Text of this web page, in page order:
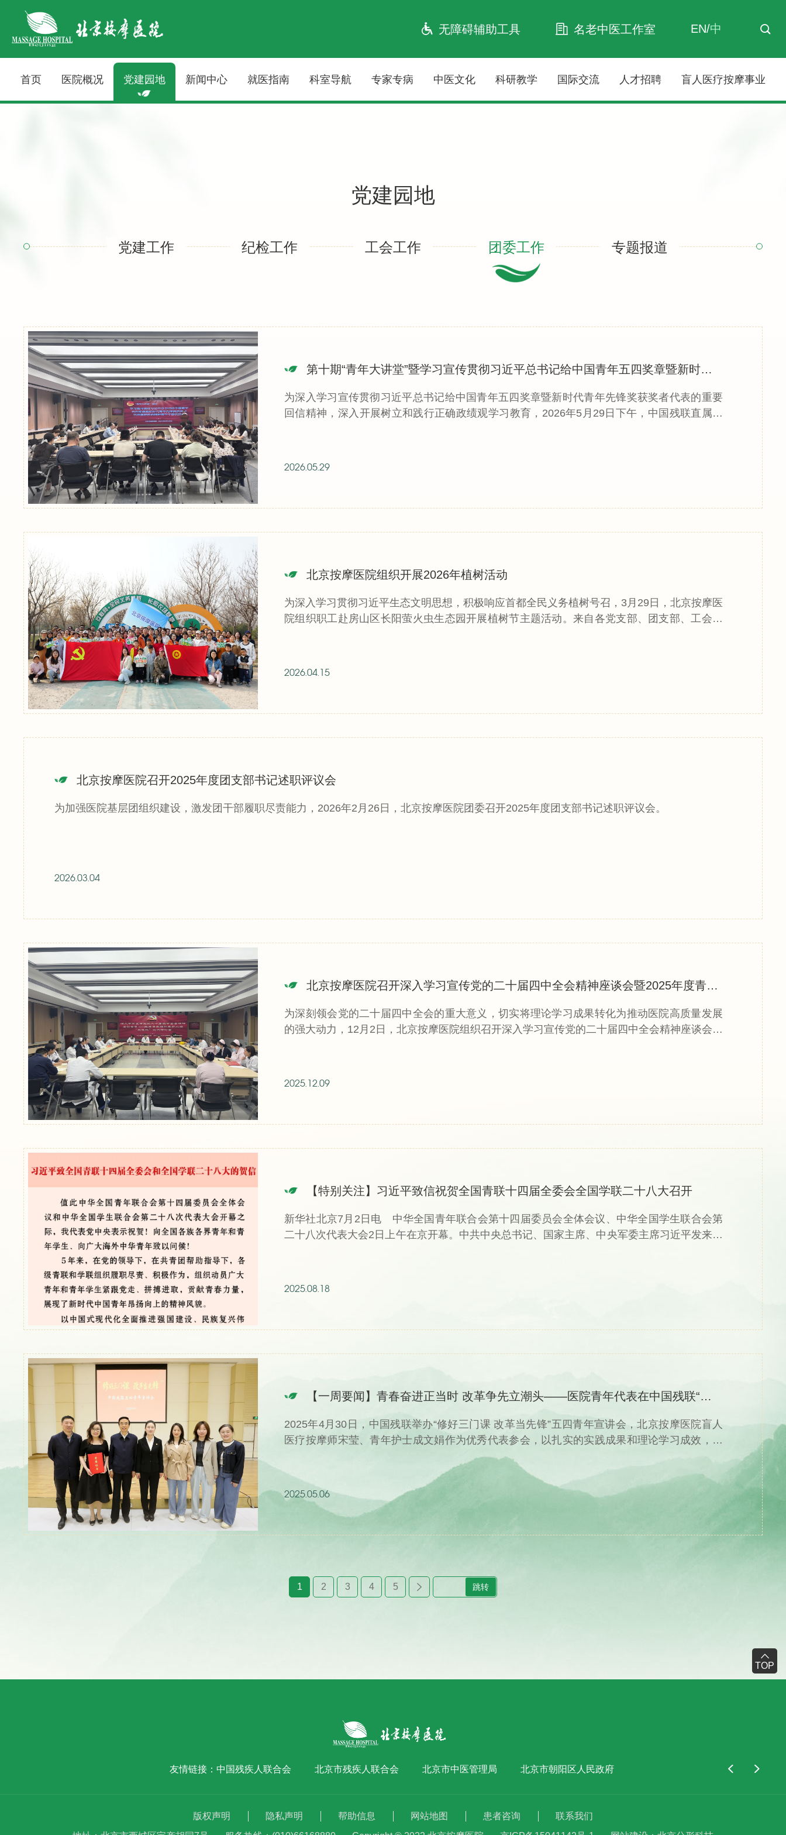
TOP
无障碍辅助工具 名老中医工作室 EN/中
首页 医院概况 党建园地 新闻中心 就医指南 科室导航 专家专病 中医文化 科研教学 国际交流 人才招聘 盲人医疗按摩事业
党建园地
党建工作 纪检工作 工会工作 团委工作 专题报道
第十期“青年大讲堂”暨学习宣传贯彻习近平总书记给中国青年五四奖章暨新时代青年先锋奖获奖者代表...
为深入学习宣传贯彻习近平总书记给中国青年五四奖章暨新时代青年先锋奖获奖者代表的重要
回信精神，深入开展树立和践行正确政绩观学习教育，2026年5月29日下午，中国残联直属机
2026.05.29
北京按摩医院组织开展2026年植树活动
为深入学习贯彻习近平生态文明思想，积极响应首都全民义务植树号召，3月29日，北京按摩医
院组织职工赴房山区长阳萤火虫生态园开展植树节主题活动。来自各党支部、团支部、工会小
2026.04.15
北京按摩医院召开2025年度团支部书记述职评议会
为加强医院基层团组织建设，激发团干部履职尽责能力，2026年2月26日，北京按摩医院团委召开2025年度团支部书记述职评议会。
2026.03.04
北京按摩医院召开深入学习宣传党的二十届四中全会精神座谈会暨2025年度青年理论学习小组“双随...
为深刻领会党的二十届四中全会的重大意义，切实将理论学习成果转化为推动医院高质量发展
的强大动力，12月2日，北京按摩医院组织召开深入学习宣传党的二十届四中全会精神座谈会暨
2025.12.09
【特别关注】习近平致信祝贺全国青联十四届全委会全国学联二十八大召开
新华社北京7月2日电 中华全国青年联合会第十四届委员会全体会议、中华全国学生联合会第
二十八次代表大会2日上午在京开幕。中共中央总书记、国家主席、中央军委主席习近平发来贺
2025.08.18
【一周要闻】青春奋进正当时 改革争先立潮头——医院青年代表在中国残联“修好三门课 改革当先锋...
2025年4月30日，中国残联举办“修好三门课 改革当先锋”五四青年宣讲会，北京按摩医院盲人
医疗按摩师宋莹、青年护士成文娟作为优秀代表参会，以扎实的实践成果和理论学习成效，生
2025.05.06
1 2 3 4 5 跳转
友情链接： 中国残疾人联合会 北京市残疾人联合会 北京市中医管理局 北京市朝阳区人民政府 北京市西城区人民政府 中国康
版权声明 隐私声明 帮助信息 网站地图 患者咨询
联系我们